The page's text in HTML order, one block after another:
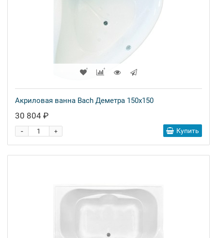
Акриловая ванна Bach Деметра 150x150
30 804 ₽
+
- Купить